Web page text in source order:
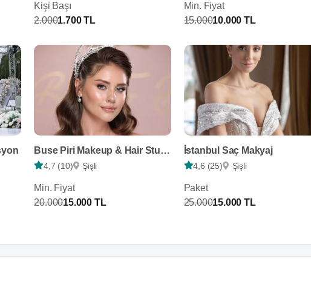
Kişi Başı
2.0001.700 TL
Min. Fiyat
15.00010.000 TL
Buse Piri Makeup & Hair Studio
4,7 (10) Şişli
Min. Fiyat
20.00015.000 TL
İstanbul Saç Makyaj
4,6 (25) Şişli
Paket
25.00015.000 TL